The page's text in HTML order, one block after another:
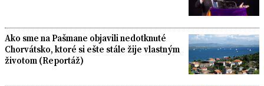
Ako sme na Pašmane objavili nedotknuté
Chorvátsko, ktoré si ešte stále žije vlastným
životom (Reportáž)